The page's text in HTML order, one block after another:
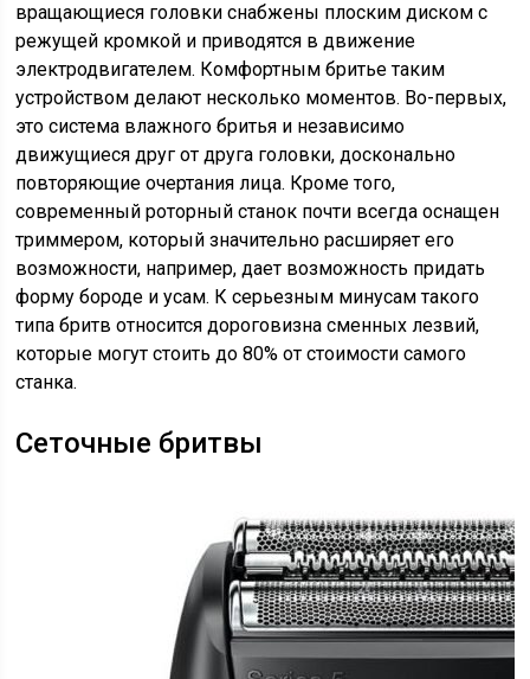
вращающиеся головки снабжены плоским диском с
режущей кромкой и приводятся в движение
электродвигателем. Комфортным бритье таким
устройством делают несколько моментов. Во-первых,
это система влажного бритья и независимо
движущиеся друг от друга головки, досконально
повторяющие очертания лица. Кроме того,
современный роторный станок почти всегда оснащен
триммером, который значительно расширяет его
возможности, например, дает возможность придать
форму бороде и усам. К серьезным минусам такого
типа бритв относится дороговизна сменных лезвий,
которые могут стоить до 80% от стоимости самого
станка.
Сеточные бритвы